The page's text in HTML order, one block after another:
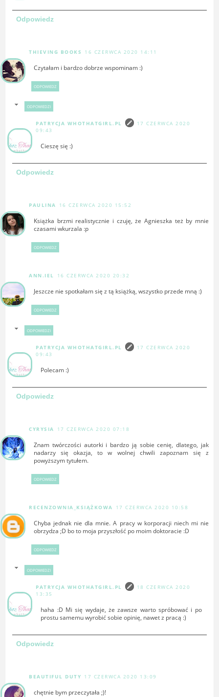
Odpowiedz
THIEVING BOOKS 16 CZERWCA 2020 14:11
Czytałam i bardzo dobrze wspominam :)
ODPOWIEDZ
ODPOWIEDZI
PATRYCJA WHOTHATGIRL.PL
17 CZERWCA 2020
09:43
Cieszę się :)
Odpowiedz
PAULINA 16 CZERWCA 2020 15:52
Książka brzmi realistycznie i czuję, że Agnieszka też by mnie
czasami wkurzala :p
ODPOWIEDZ
ANN.IEL 16 CZERWCA 2020 20:32
Jeszcze nie spotkałam się z tą książką, wszystko przede mną :)
ODPOWIEDZ
ODPOWIEDZI
PATRYCJA WHOTHATGIRL.PL
17 CZERWCA 2020
09:43
Polecam :)
Odpowiedz
CYRYSIA 17 CZERWCA 2020 07:18
Znam twórczości autorki i bardzo ją sobie cenię, dlatego, jak
nadarzy się okazja, to w wolnej chwili zapoznam się z
powyższym tytułem.
ODPOWIEDZ
RECENZOWNIA_KSIĄŻKOWA 17 CZERWCA 2020 10:58
Chyba jednak nie dla mnie. A pracy w korporacji niech mi nie
obrzydza ;D bo to moja przyszłość po moim doktoracie :D
ODPOWIEDZ
ODPOWIEDZI
PATRYCJA WHOTHATGIRL.PL
18 CZERWCA 2020
13:35
haha :D Mi się wydaje, że zawsze warto spróbować i po
prostu samemu wyrobić sobie opinię, nawet z pracą :)
Odpowiedz
BEAUTIFUL DUTY 17 CZERWCA 2020 13:09
chętnie bym przeczytała ;)!